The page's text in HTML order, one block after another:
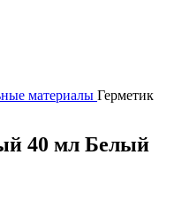
материалы Герметик
40 мл Белый